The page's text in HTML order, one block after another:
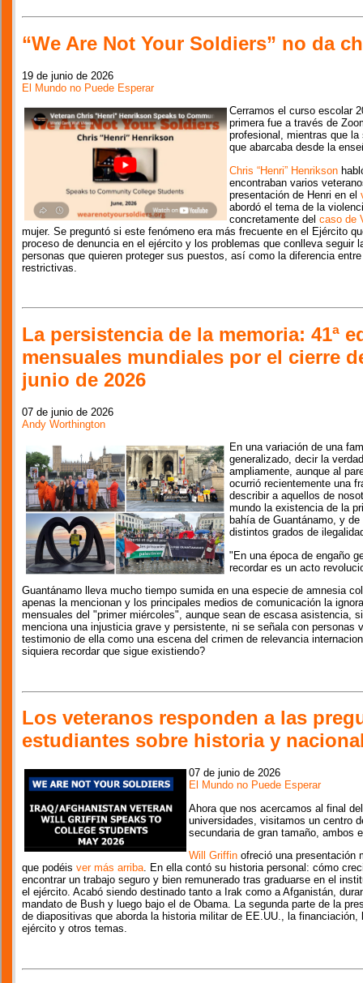
“We Are Not Your Soldiers” no da
19 de junio de 2026
El Mundo no Puede Esperar
Cerramos el curso escolar
primera fue a través de
profesional, mientras que
que abarcaba desde la
Chris “Henri” Henrikson
encontraban varios
presentación de Henri en el
abordó el tema de la
concretamente del caso de
mujer. Se preguntó si este fenómeno era más frecuente en el Ejército
proceso de denuncia en el ejército y los problemas que conlleva seguir
personas que quieren proteger sus puestos, así como la diferencia
restrictivas.
La persistencia de la memoria: 41ª
mensuales mundiales por el cierre
junio de 2026
07 de junio de 2026
Andy Worthington
En una variación de una
generalizado, decir la
ampliamente, aunque al
ocurrió recientemente una
describir a aquellos de
mundo la existencia de la
bahía de Guantánamo, y de
distintos grados de
"En una época de engaño
recordar es un acto
Guantánamo lleva mucho tiempo sumida en una especie de amnesia
apenas la mencionan y los principales medios de comunicación la
mensuales del "primer miércoles", aunque sean de escasa asistencia,
menciona una injusticia grave y persistente, ni se señala con personas
testimonio de ella como una escena del crimen de relevancia
siquiera recordar que sigue existiendo?
Los veteranos responden a las
estudiantes sobre historia y
07 de junio de 2026
El Mundo no Puede Esperar
Ahora que nos acercamos al final
universidades, visitamos un centro
secundaria de gran tamaño, ambos
Will Griffin ofreció una presentación
que podéis ver más arriba . En ella contó su historia personal: cómo
encontrar un trabajo seguro y bien remunerado tras graduarse en el
el ejército. Acabó siendo destinado tanto a Irak como a Afganistán,
mandato de Bush y luego bajo el de Obama. La segunda parte de la
de diapositivas que aborda la historia militar de EE.UU., la
ejército y otros temas.